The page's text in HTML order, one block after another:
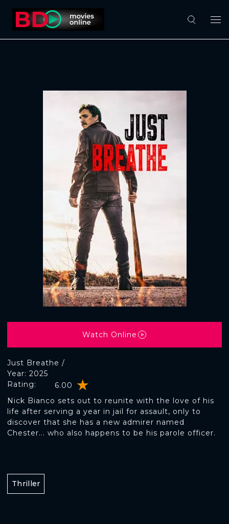
Just Breathe /
Rating: 6.00
Year: 2025
Nick Bianco sets out to reunite with the love of his
life after serving a year in jail for assault, only to
discover that she has a new admirer named
Chester... who also happens to be his parole officer.
Watch Online
Thriller